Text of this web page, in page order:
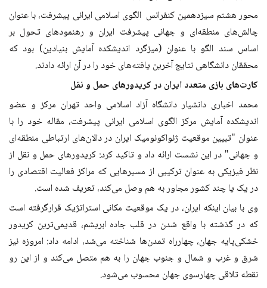
محور هشتم سیزدهمین کنفرانس الگوی اسلامی ایرانی پیشرفت، با عنوان
چالش‌های منطقه‌ای و جهانی پیشرفت ایران و رهنمودهای تحول بر
اساس سند الگو با عنوان (میزگرد اندیشکده آمایش بنیادین) بود که
محققان دانشگاهی نتایج آخرین یافته‌های خود را در آن ارائه دادند.
کارت‌های بازی متعدد ایران در کریدورهای حمل و نقل
محمد اخباری دانشیار دانشگاه آزاد اسلامی واحد تهران مرکز و عضو
اندیشکده آمایش مرکز الگوی اسلامی ایرانی پیشرفت، مقاله خود را با
عنوان "تبیین موقعیت ژئواکونومیک ایران در دالان‌های ارتباطی منطقه‌ای
و جهانی" در این نشست ارائه داد و تاکید کرد: کریدورهای ‌حمل ‌و‌ نقل از
نظر فیزیکی به عنوان ترکیبی از مسیرهایی که مراکز فعالیت اقتصادی را
در یک یا چند کشور مجاور به هم وصل ‌می‌کند، تعریف شده‌ است.‌
وی با بیان اینکه ایران، در یک موقعیت مکانی استراتژیک قرارگرفته‌ است
که در گذشته با واقع شدن در قلب جاده ابریشم، قدیمی‌ترین کریدور
خشکی‌پایه جهان، چهارراه تمدن‌ها شناخته ‌می‌شد، ادامه داد: امروزه نیز
شرق و غرب و شمال و جنوب جهان را به هم متصل ‌می‌کند و از این رو
نقطه تلاقی چهارسوی جهان محسوب ‌می‌شود.